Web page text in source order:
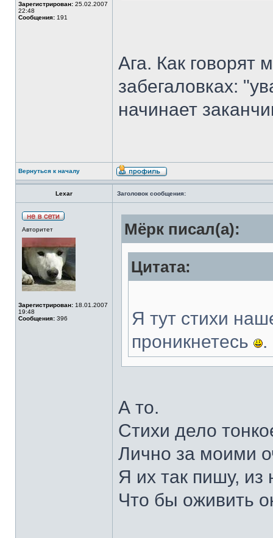
Зарегистрирован: 25.02.2007
22:48
Сообщения: 191
Ага. Как говорят
забегаловках:
начинает
Вернуться к началу
Lexar Заголовок сообщения:
Авторитет
Зарегистрирован: 18.01.2007
19:48
Сообщения: 396
Мёрк писал(а):
Цитата:
Я тут стихи
проникнетесь
.
А то.
Стихи дело
Лично за моими
Я их так пишу, из
Что бы оживить